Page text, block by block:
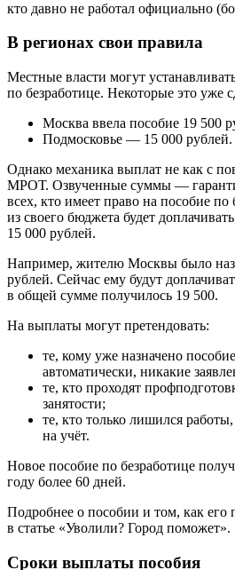
кто давно не работал официально
В регионах свои правила
Местные власти могут
по безработице. Некоторые это уже
Москва ввела пособие 19 500
Подмосковье — 15 000 рублей.
Однако механика выплат не как с
МРОТ. Озвученные суммы —
всех, кто имеет право на пособие по
из своего бюджета будет
15 000 рублей.
Например, жителю Москвы было
рублей. Сейчас ему будут
в общей сумме получилось 19 500.
На выплаты могут претендовать:
те, кому уже назначено
автоматически, никакие
те, кто проходят
занятости;
те, кто только лишился
на учёт.
Новое пособие по безработице
году более 60 дней.
Подробнее о пособии и том, как его
в статье «Уволили? Город поможет».
Сроки выплаты пособия